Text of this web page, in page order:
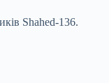
Shahed-136.